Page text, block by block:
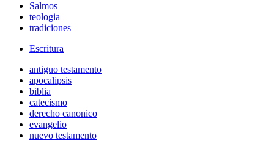
Salmos
teologia
tradiciones
Escritura
antiguo testamento
apocalipsis
biblia
catecismo
derecho canonico
evangelio
nuevo testamento